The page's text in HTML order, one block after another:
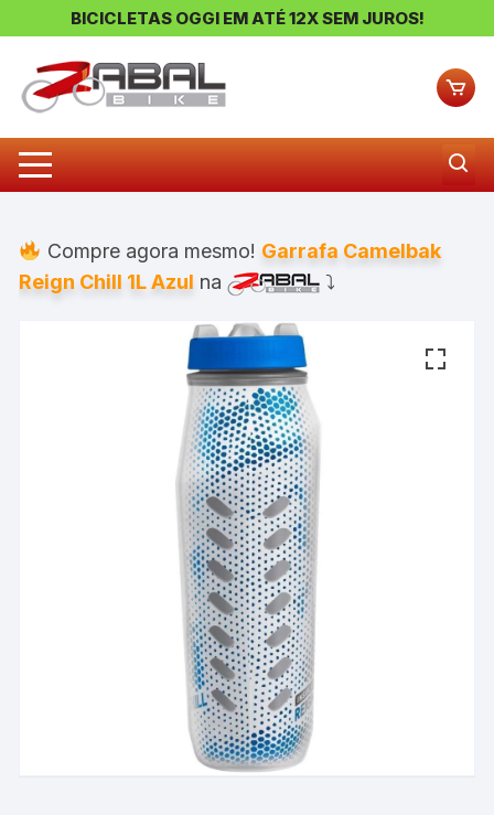
BICICLETAS OGGI EM ATÉ 12X SEM JUROS!
Compre agora mesmo! Garrafa Camelbak
Reign Chill 1L Azul na ⤵